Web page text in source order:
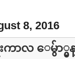
8, 2016
ာလ ေမွ်ာ္မွ